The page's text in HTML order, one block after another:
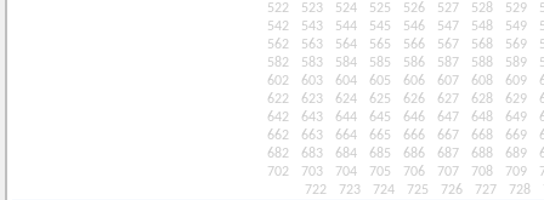
522
523 524 525 526 527 528 529
542
543 544 545 546 547 548 549
562
563 564 565 566 567 568 569
582
583 584 585 586 587 588 589
602
603 604 605 606 607 608 609
622
623 624 625 626 627 628 629
642
643 644 645 646 647 648 649
662
663 664 665 666 667 668 669
682
683 684 685 686 687 688 689
702
703 704 705 706 707 708 709
722
723 724 725 726 727 728